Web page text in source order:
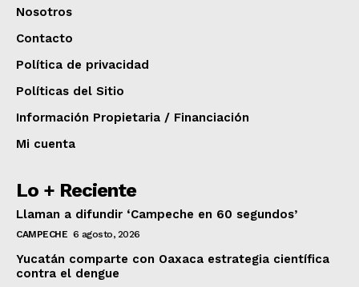
Nosotros
Contacto
Política de privacidad
Políticas del Sitio
Información Propietaria / Financiación
Mi cuenta
Lo + Reciente
Llaman a difundir ‘Campeche en 60 segundos’
CAMPECHE 6 agosto, 2026
Yucatán comparte con Oaxaca estrategia científica
contra el dengue